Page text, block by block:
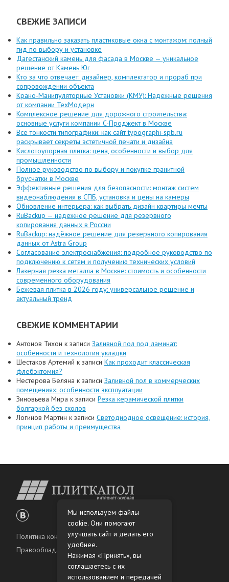
СВЕЖИЕ ЗАПИСИ
Как правильно заказать пластиковые окна с монтажом: полный
гид по выбору и установке
Дагестанский камень для фасада в Москве — уникальное
решение от Камень Юг
Кто за что отвечает: дизайнер, комплектатор и прораб при
сопровождении объекта
Крано-Манипуляторные Установки (КМУ): Надежные решения
от компании ТехМодерн
Комплексное решение для дорожного строительства:
основные услуги компании C-Проджект в Москве
Все тонкости типографики: как сайт typographi-spb.ru
раскрывает секреты эстетичной печати и дизайна
Кислотоупорная плитка: цена, особенности и выбор для
промышленности
Полное руководство по выбору и покупке гранитной
брусчатки в Москве
Эффективные решения для безопасности: монтаж систем
видеонаблюдения в СПБ, установка и цены на камеры
Обновление интерьера: как выбрать дизайн квартиры мечты
RuBackup — надежное решение для резервного
копирования данных в России
RuBackup: надёжное решение для резервного копирования
данных от Astra Group
Согласование электроснабжения: подробное руководство по
подключению к сетям и получению технических условий
Лазерная резка металла в Москве: стоимость и особенности
современного оборудования
Бежевая плитка в 2026 году: универсальное решение и
актуальный тренд
СВЕЖИЕ КОММЕНТАРИИ
Антонов Тихон к записи Заливной пол под ламинат:
особенности и технология укладки
Шестаков Артемий к записи Как проходит классическая
флебэктомия?
Нестерова Беляна к записи Заливной пол в коммерческих
помещениях: особенности эксплуатации
Зиновьева Мира к записи Резка керамической плитки
болгаркой без сколов
Логинов Мартин к записи Светодиодное освещение: история,
принцип работы и преимущества
Политика конфиденциальности
Правообладателям
Мы используем файлы
cookie. Они помогают
улучшать сайт и делать его
удобнее.
Нажимая «Принять», вы
соглашаетесь с их
использованием и передачей